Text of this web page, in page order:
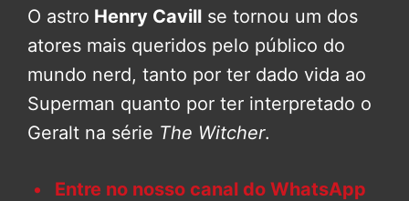
O astro Henry Cavill se tornou um dos
atores mais queridos pelo público do
mundo nerd, tanto por ter dado vida ao
Superman quanto por ter interpretado o
Geralt na série The Witcher.
Entre no nosso canal do WhatsApp